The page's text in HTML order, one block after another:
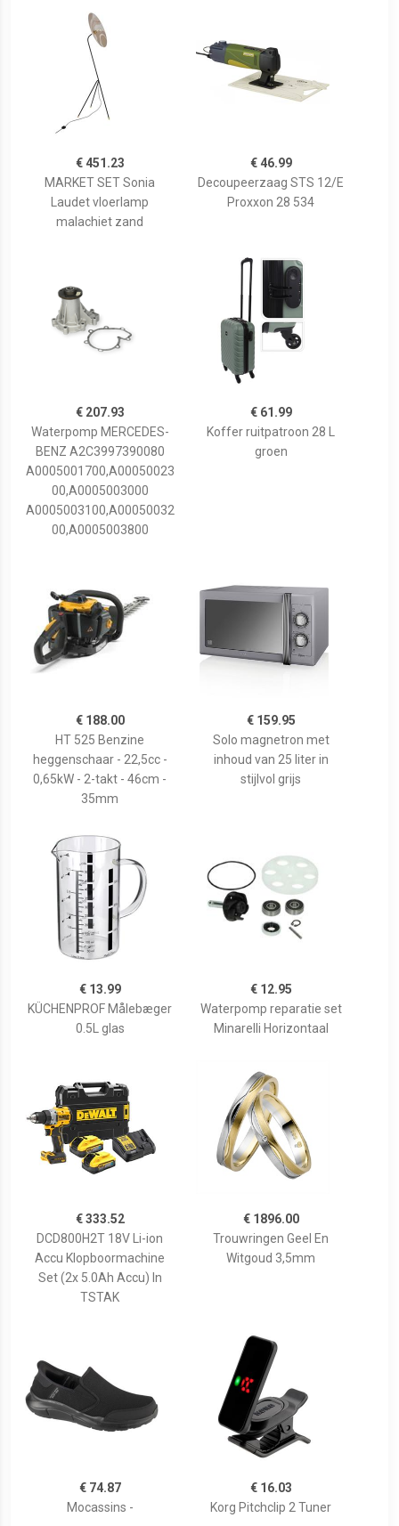
€ 451.23
MARKET SET Sonia
Laudet vloerlamp
malachiet zand
€ 46.99
Decoupeerzaag STS 12/E
Proxxon 28 534
€ 207.93
Waterpomp MERCEDES-
BENZ A2C3997390080
A0005001700,A00050023
00,A0005003000
A0005003100,A00050032
00,A0005003800
€ 61.99
Koffer ruitpatroon 28 L
groen
€ 188.00
HT 525 Benzine
heggenschaar - 22,5cc -
0,65kW - 2-takt - 46cm -
35mm
€ 159.95
Solo magnetron met
inhoud van 25 liter in
stijlvol grijs
€ 13.99
KÜCHENPROF Målebæger
0.5L glas
€ 12.95
Waterpomp reparatie set
Minarelli Horizontaal
€ 333.52
DCD800H2T 18V Li-ion
Accu Klopboormachine
Set (2x 5.0Ah Accu) In
TSTAK
€ 1896.00
Trouwringen Geel En
Witgoud 3,5mm
€ 74.87
Mocassins -
€ 16.03
Korg Pitchclip 2 Tuner